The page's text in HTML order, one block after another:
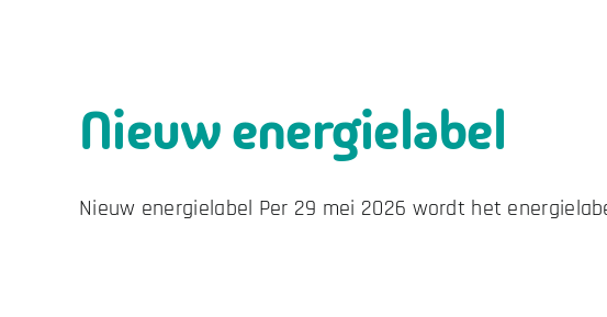
Nieuw energielabel
Nieuw energielabel Per 29 mei 2026 wordt het